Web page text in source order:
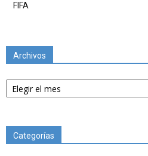
FIFA
Archivos
Archivos
Categorías